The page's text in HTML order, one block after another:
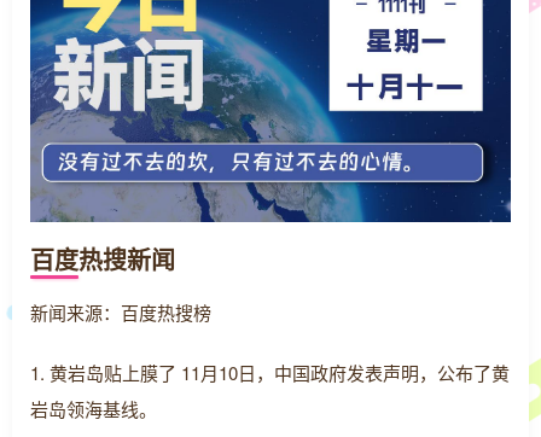
百度热搜新闻
新闻来源：百度热搜榜
1. 黄岩岛贴上膜了 11月10日，中国政府发表声明，公布了黄
岩岛领海基线。